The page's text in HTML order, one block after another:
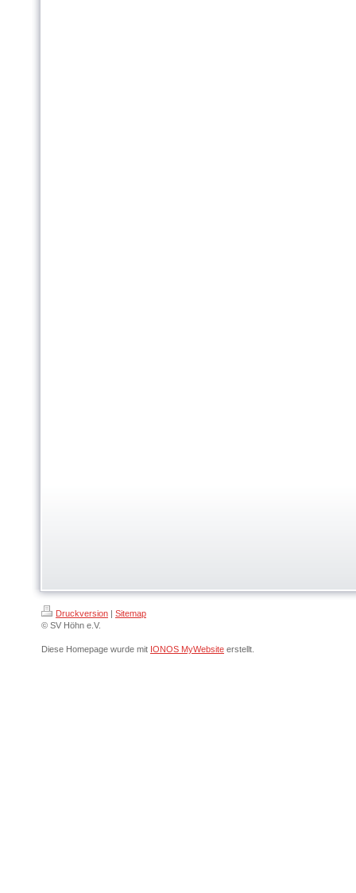
Druckversion | Sitemap
© SV Höhn e.V.
Diese Homepage wurde mit IONOS MyWebsite erstellt.